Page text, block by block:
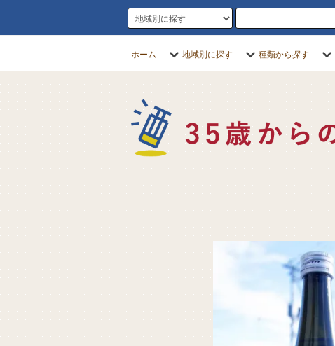
ホーム 地域別に探す 種類から探す